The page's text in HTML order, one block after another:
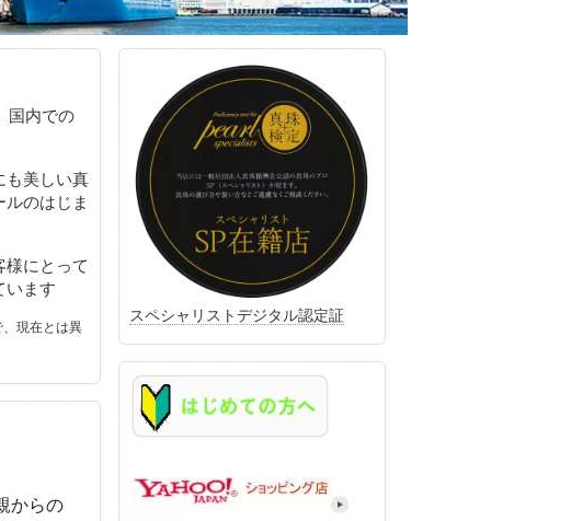
国内での
も美しい真
のはじま
様にとって
います
現在とは異
からの
スペシャリストデジタル認定証